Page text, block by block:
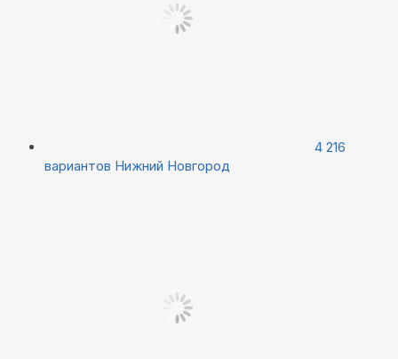
4 216
вариантов Нижний Новгород